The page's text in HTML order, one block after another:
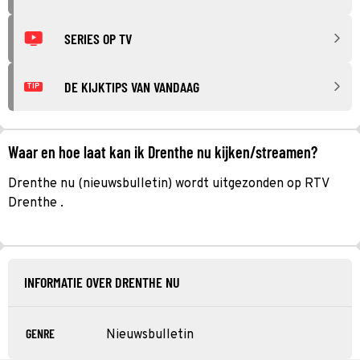
SERIES OP TV
TIP DE KIJKTIPS VAN VANDAAG
Waar en hoe laat kan ik Drenthe nu kijken/streamen?
Drenthe nu (nieuwsbulletin) wordt uitgezonden op RTV
Drenthe .
INFORMATIE OVER DRENTHE NU
GENRE Nieuwsbulletin